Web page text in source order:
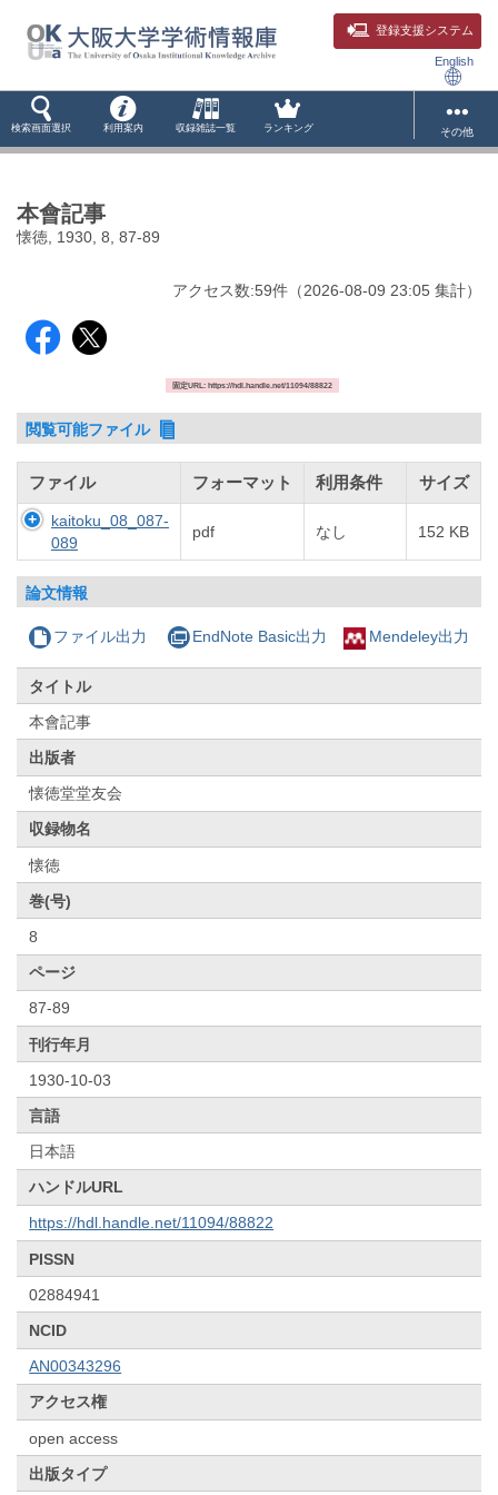
登録支援システム
English
検索画面選択 利用案内 収録雑誌一覧 ランキング その他
本會記事
懐徳, 1930, 8, 87-89
アクセス数:59件 （2026-08-09 23:05 集計）
固定URL: https://hdl.handle.net/11094/88822
閲覧可能ファイル
ファイル フォーマット 利用条件 サイズ
kaitoku_08_087-
089
pdf なし 152 KB
論文情報
ファイル出力 EndNote Basic出力 Mendeley出力
タイトル
本會記事
出版者
懐徳堂堂友会
収録物名
懐徳
巻(号)
8
ページ
87-89
刊行年月
1930-10-03
言語
日本語
ハンドルURL
https://hdl.handle.net/11094/88822
PISSN
02884941
NCID
AN00343296
アクセス権
open access
出版タイプ